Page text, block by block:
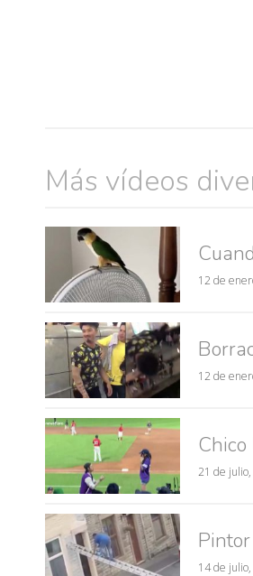
Más vídeos
12 de
12 de
21 de julio,
14 de julio,